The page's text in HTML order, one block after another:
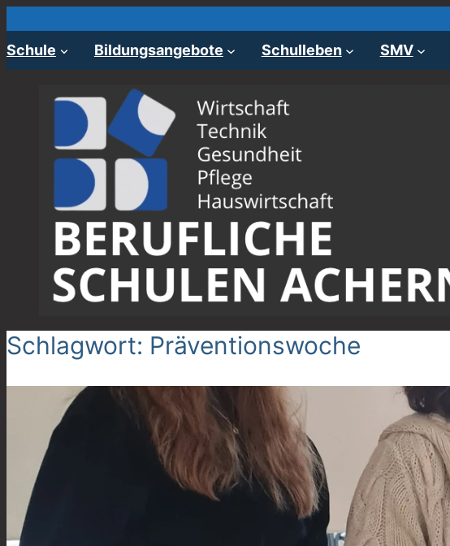
springen
Schule Bildungsangebote Schulleben SMV
Schlagwort: Präventionswoche